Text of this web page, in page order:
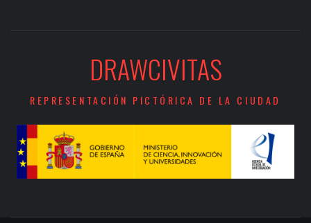
DRAWCIVITAS
REPRESENTACIÓN PICTÓRICA DE LA CIUDAD